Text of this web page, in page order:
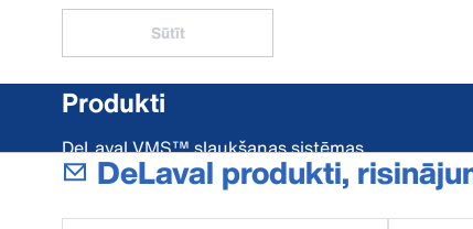
DeLaval produkti,
Sūtīt
Produkti
DeLaval VMS™ slaukšanas sistēmas
DeLaval Flow-Responsive™ Milking
DeLaval DelPro™